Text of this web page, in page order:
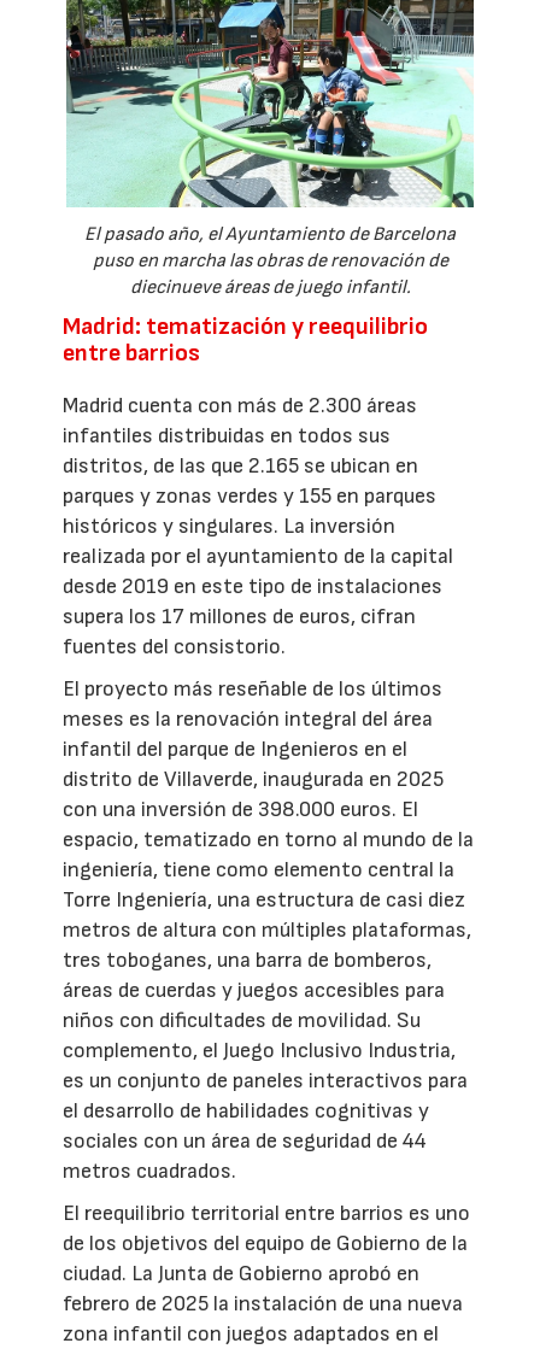
El pasado año, el Ayuntamiento de Barcelona
puso en marcha las obras de renovación de
diecinueve áreas de juego infantil.
Madrid: tematización y reequilibrio
entre barrios
Madrid cuenta con más de 2.300 áreas
infantiles distribuidas en todos sus
distritos, de las que 2.165 se ubican en
parques y zonas verdes y 155 en parques
históricos y singulares. La inversión
realizada por el ayuntamiento de la capital
desde 2019 en este tipo de instalaciones
supera los 17 millones de euros, cifran
fuentes del consistorio.
El proyecto más reseñable de los últimos
meses es la renovación integral del área
infantil del parque de Ingenieros en el
distrito de Villaverde, inaugurada en 2025
con una inversión de 398.000 euros. El
espacio, tematizado en torno al mundo de la
ingeniería, tiene como elemento central la
Torre Ingeniería, una estructura de casi diez
metros de altura con múltiples plataformas,
tres toboganes, una barra de bomberos,
áreas de cuerdas y juegos accesibles para
niños con dificultades de movilidad. Su
complemento, el Juego Inclusivo Industria,
es un conjunto de paneles interactivos para
el desarrollo de habilidades cognitivas y
sociales con un área de seguridad de 44
metros cuadrados.
El reequilibrio territorial entre barrios es uno
de los objetivos del equipo de Gobierno de la
ciudad. La Junta de Gobierno aprobó en
febrero de 2025 la instalación de una nueva
zona infantil con juegos adaptados en el